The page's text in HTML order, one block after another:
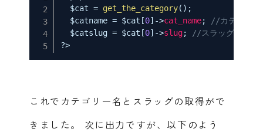
$cat = get_the_category( ) ;
$catname = $cat [0] ->cat_name;
//カテゴリー
$catslug = $cat [0] ->slug;
//スラッグ名
?>
これでカテゴリー名とスラッグの取得がで
きました。
次に出力ですが、以下のよう